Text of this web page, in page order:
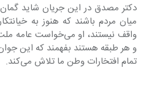
میان مردم باشند که هنوز به
واقف نیستند، او
و هر طبقه هستند بفهمند که این
تمام افتخارات وطن ما تلاش می‌کند.